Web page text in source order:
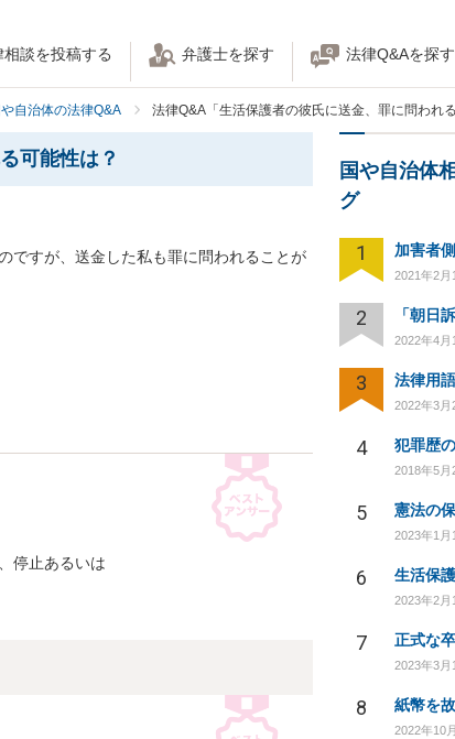
相談を投稿する 弁護士を探す 法律Q&Aを探す
や自治体の法律Q&A 法律Q&A「生活保護者の彼氏に送金、罪に問われ
可能性は？
ですが、送金した私も罪に問われることが
停止あるいは
国や自治体
グ
1
2021年2月
2
2022年4月
3
2022年3月
4
2018年5月
5
2023年1月
6 生活保
2023年2月
7
2023年3月
8
2022年10